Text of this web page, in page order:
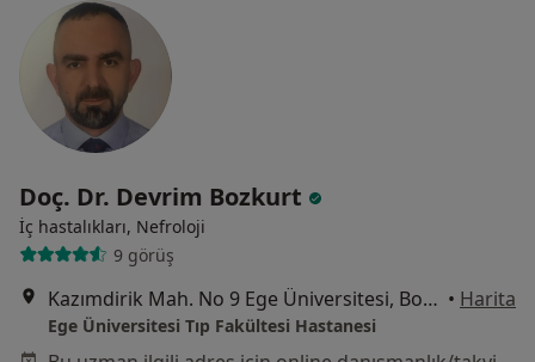
Doç. Dr. Devrim Bozkurt
İç hastalıkları, Nefroloji
9 görüş
Kazımdirik Mah. No 9 Ege Üniversitesi, Bornova • Harita
Ege Üniversitesi Tıp Fakültesi Hastanesi